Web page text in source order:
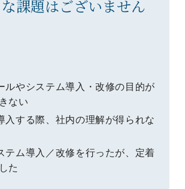
課題はございません
ルやシステム導入・改修の目的が
ない
入する際、社内の理解が得られな
テム導入／改修を行ったが、定着
た